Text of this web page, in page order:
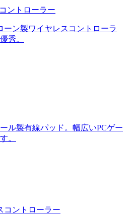
ントローラー
ーン製ワイヤレスコントローラ
秀。
ル製有線パッド。幅広いPCゲー
。
コントローラー